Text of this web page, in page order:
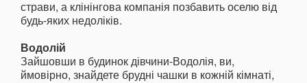
страви, а клінінгова компанія позбавить оселю від
будь-яких недоліків.
Водолій
Зайшовши в будинок дівчини-Водолія, ви,
ймовірно, знайдете брудні чашки в кожній кімнаті,